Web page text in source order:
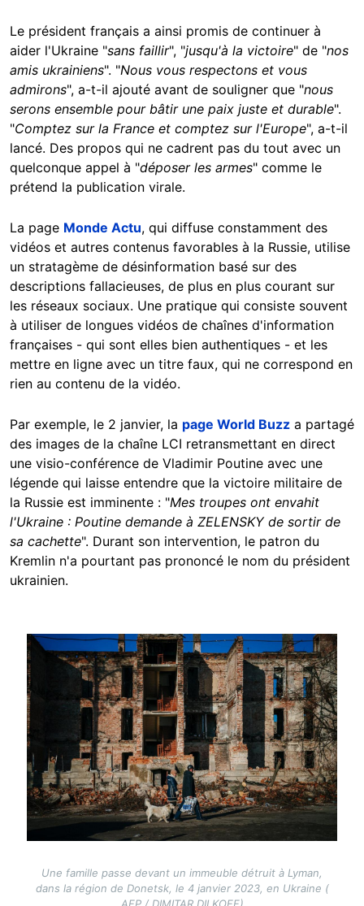
Le président français a ainsi promis de continuer à
aider l'Ukraine "sans faillir", "jusqu'à la victoire" de "nos
amis ukrainiens". "Nous vous respectons et vous
admirons", a-t-il ajouté avant de souligner que "nous
serons ensemble pour bâtir une paix juste et durable".
"Comptez sur la France et comptez sur l'Europe", a-t-il
lancé. Des propos qui ne cadrent pas du tout avec un
quelconque appel à "déposer les armes" comme le
prétend la publication virale.
La page Monde Actu, qui diffuse constamment des
vidéos et autres contenus favorables à la Russie, utilise
un stratagème de désinformation basé sur des
descriptions fallacieuses, de plus en plus courant sur
les réseaux sociaux. Une pratique qui consiste souvent
à utiliser de longues vidéos de chaînes d'information
françaises - qui sont elles bien authentiques - et les
mettre en ligne avec un titre faux, qui ne correspond en
rien au contenu de la vidéo.
Par exemple, le 2 janvier, la page World Buzz a partagé
des images de la chaîne LCI retransmettant en direct
une visio-conférence de Vladimir Poutine avec une
légende qui laisse entendre que la victoire militaire de
la Russie est imminente : "Mes troupes ont envahit
l'Ukraine : Poutine demande à ZELENSKY de sortir de
sa cachette". Durant son intervention, le patron du
Kremlin n'a pourtant pas prononcé le nom du président
ukrainien.
Image
Une famille passe devant un immeuble détruit à Lyman,
dans la région de Donetsk, le 4 janvier 2023, en Ukraine (